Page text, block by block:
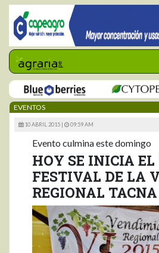
EVENTOS
10 ABRIL 2015 | 09:59 AM
Evento culmina este domingo
HOY SE INICIA
FESTIVAL DE LA
REGIONAL